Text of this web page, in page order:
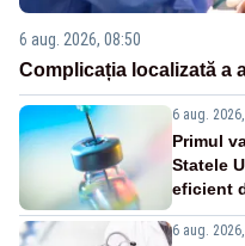
6 aug. 2026, 08:50
Complicația localizată a
6 aug.
Primul
Statele
eficient
6 aug.